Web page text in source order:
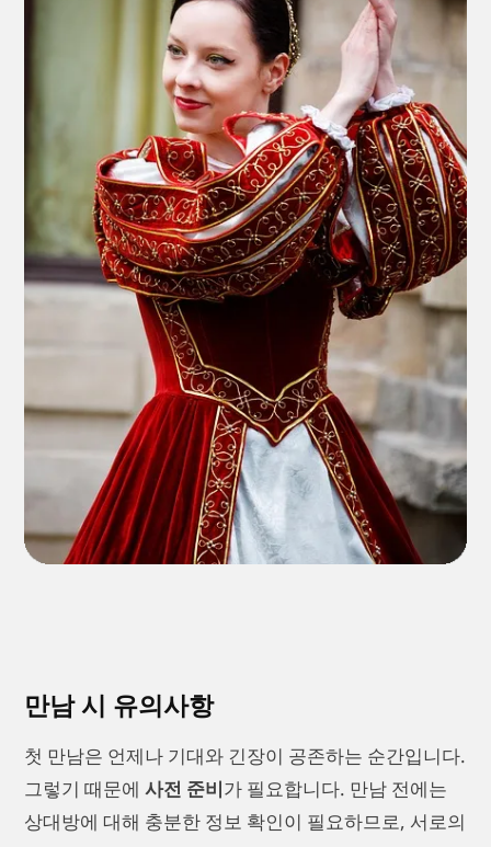
만남 시 유의사항
첫 만남은 언제나 기대와 긴장이 공존하는 순간입니다.
그렇기 때문에 사전 준비가 필요합니다. 만남 전에는
상대방에 대해 충분한 정보 확인이 필요하므로, 서로의